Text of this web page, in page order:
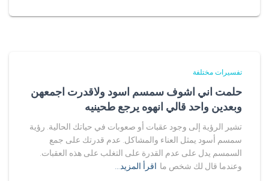
تفسيرات مختلفة
حلمت اني اشوف سمسم اسود ولاقدرت اجمعهن
وبعدين واحد قالي انهوه يرجع طحينيه
تشير الرؤية إلى وجود عقبات أو صعوبات في حياتك الحالية. رؤية
سمسم أسود يمثل العناء والمشاكل. عدم قدرتك على جمع
السمسم يدل على عدم القدرة على التغلب على هذه العقبات.
وعندما قال لك شخص ما اقرأ المزيد…